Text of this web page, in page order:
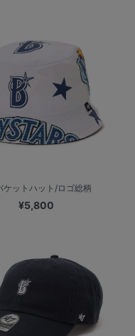
ケットハット/ロゴ総柄
¥5,800